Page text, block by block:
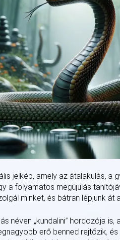
jelkép, amely az átalakulás, a
a folyamatos megújulás
minket, és bátran lépjünk át
néven „kundalini” hordozója
erő benned rejtőzik,